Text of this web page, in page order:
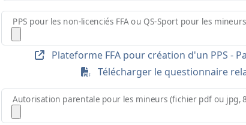
PPS pour les non-licenciés FFA ou QS-Sport pour les
Plateforme FFA pour création d'un PPS -
Télécharger le questionnaire
Autorisation parentale pour les mineurs (fichier pdf ou jpg,